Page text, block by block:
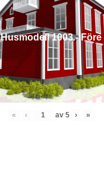
Husmodell 1003 - Före
« ‹ av 5 › »